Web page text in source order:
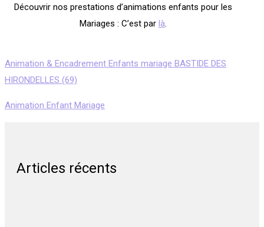
Découvrir nos prestations d’animations enfants pour les
Mariages : C’est par là.
Animation & Encadrement Enfants mariage BASTIDE DES
HIRONDELLES (69)
Animation Enfant Mariage
Articles récents